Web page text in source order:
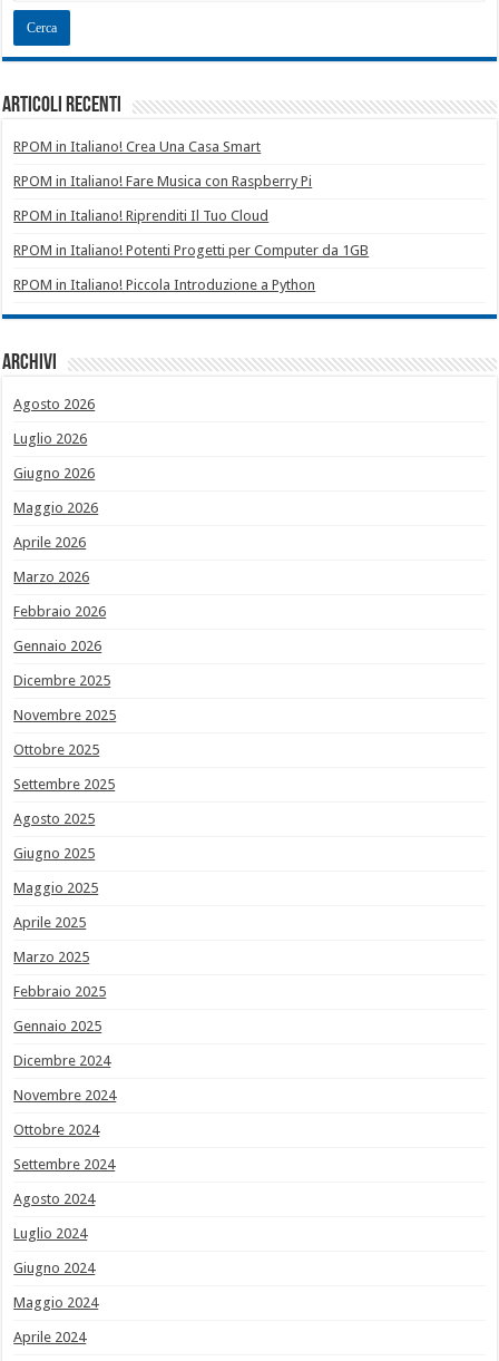
Articoli recenti
RPOM in Italiano! Crea Una Casa Smart
RPOM in Italiano! Fare Musica con Raspberry Pi
RPOM in Italiano! Riprenditi Il Tuo Cloud
RPOM in Italiano! Potenti Progetti per Computer da 1GB
RPOM in Italiano! Piccola Introduzione a Python
Archivi
Agosto 2026
Luglio 2026
Giugno 2026
Maggio 2026
Aprile 2026
Marzo 2026
Febbraio 2026
Gennaio 2026
Dicembre 2025
Novembre 2025
Ottobre 2025
Settembre 2025
Agosto 2025
Giugno 2025
Maggio 2025
Aprile 2025
Marzo 2025
Febbraio 2025
Gennaio 2025
Dicembre 2024
Novembre 2024
Ottobre 2024
Settembre 2024
Agosto 2024
Luglio 2024
Giugno 2024
Maggio 2024
Aprile 2024